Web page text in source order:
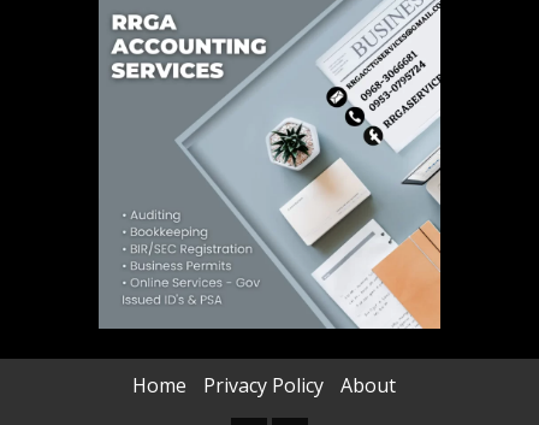
Home Privacy Policy About